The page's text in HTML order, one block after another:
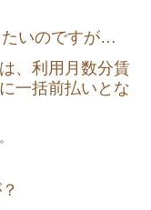
いのですが…
、利用月数分賃
一括前払いとな